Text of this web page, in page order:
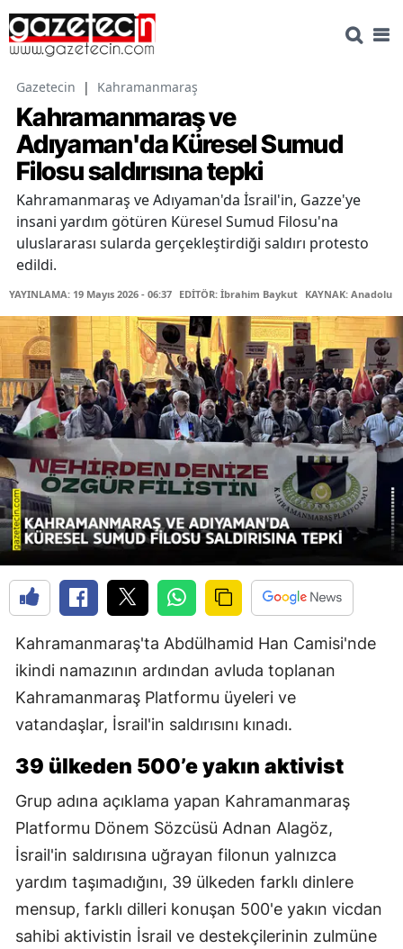
Gazetecin | Kahramanmaraş
Kahramanmaraş ve
Adıyaman'da Küresel Sumud
Filosu saldırısına tepki
Kahramanmaraş ve Adıyaman'da İsrail'in, Gazze'ye
insani yardım götüren Küresel Sumud Filosu'na
uluslararası sularda gerçekleştirdiği saldırı protesto
edildi.
YAYINLAMA: 19 Mayıs 2026 - 06:37 EDİTÖR: İbrahim Baykut KAYNAK: Anadolu
Kahramanmaraş'ta Abdülhamid Han Camisi'nde
ikindi namazının ardından avluda toplanan
Kahramanmaraş Platformu üyeleri ve
vatandaşlar, İsrail'in saldırısını kınadı.
39 ülkeden 500’e yakın aktivist
Grup adına açıklama yapan Kahramanmaraş
Platformu Dönem Sözcüsü Adnan Alagöz,
İsrail'in saldırısına uğrayan filonun yalnızca
yardım taşımadığını, 39 ülkeden farklı dinlere
mensup, farklı dilleri konuşan 500'e yakın vicdan
sahibi aktivistin İsrail ve destekçilerinin zulmüne